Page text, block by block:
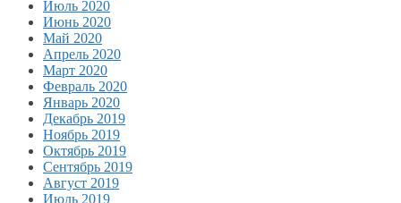
Июль 2020
Июнь 2020
Май 2020
Апрель 2020
Март 2020
Февраль 2020
Январь 2020
Декабрь 2019
Ноябрь 2019
Октябрь 2019
Сентябрь 2019
Август 2019
Июль 2019